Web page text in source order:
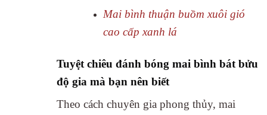
Mai bình thuận buồm xuôi gió
cao cấp xanh lá
Tuyệt chiêu đánh bóng mai bình bát bửu
độ gia mà bạn nên biết
Theo cách chuyên gia phong thủy, mai